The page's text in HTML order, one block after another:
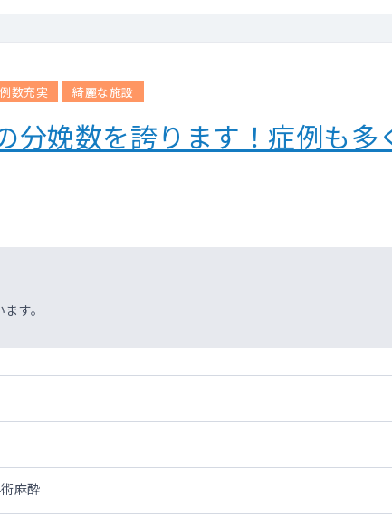
数充実 綺麗な施設
分娩数を誇ります！症例も
す。
麻酔